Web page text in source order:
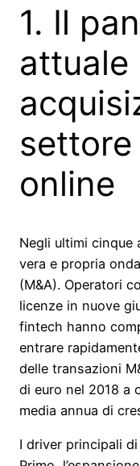
1. Il
attuale
online
Negli ultimi cinque
vera e propria
(M&A). Operatori
licenze in nuove
fintech hanno
entrare
delle transazioni
di euro nel 2018 a
media annua di
I driver principali